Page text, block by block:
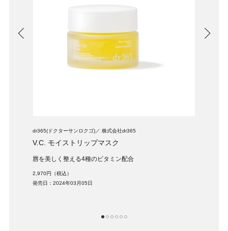
dr365(ドクターサンロクゴ) 株式会社dr365
V.C. モイストリップマスク
唇を美しく整える4種のビタミン配合
2,970円（税込）
発売日：2024年03月05日